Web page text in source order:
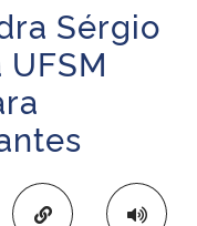
Sérgio
Copiar para área